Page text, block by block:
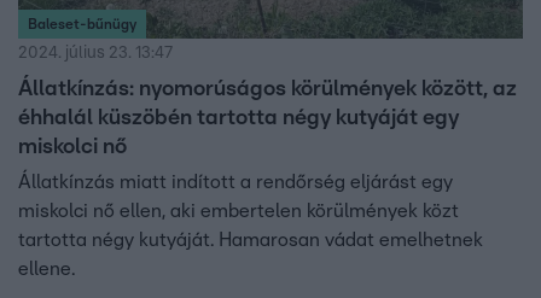
Baleset-bűnügy
2024. július 23. 13:47
Állatkínzás: nyomorúságos körülmények között, az
éhhalál küszöbén tartotta négy kutyáját egy
miskolci nő
Állatkínzás miatt indított a rendőrség eljárást egy
miskolci nő ellen, aki embertelen körülmények közt
tartotta négy kutyáját. Hamarosan vádat emelhetnek
ellene.